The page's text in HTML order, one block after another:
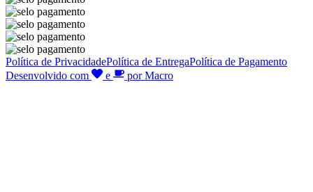
Política de PrivacidadePolítica de EntregaPolítica de Pagamento
Desenvolvido com
e por Macro